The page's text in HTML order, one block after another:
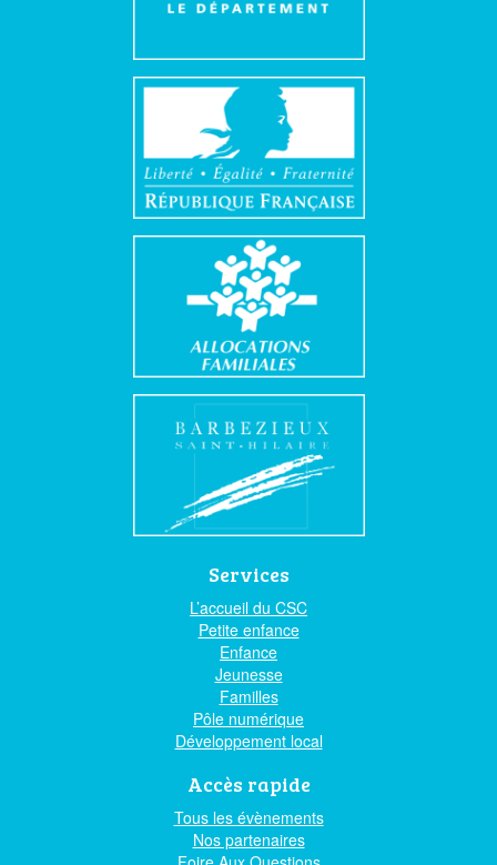
Services
L’accueil du CSC
Petite enfance
Enfance
Jeunesse
Familles
Pôle numérique
Développement local
Accès rapide
Tous les évènements
Nos partenaires